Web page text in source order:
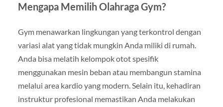
Mengapa Memilih Olahraga Gym?
Gym menawarkan lingkungan yang terkontrol dengan
variasi alat yang tidak mungkin Anda miliki di rumah.
Anda bisa melatih kelompok otot spesifik
menggunakan mesin beban atau membangun stamina
melalui area kardio yang modern. Selain itu, kehadiran
instruktur profesional memastikan Anda melakukan